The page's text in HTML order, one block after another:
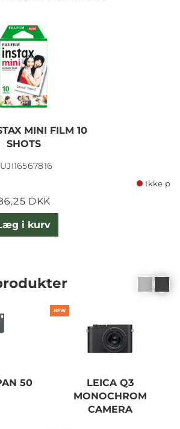
MINI FILM 10
SHOTS
DKK
i kurv
Ikke på
50
NEW
LEICA Q3
MONOCHROM
CAMERA